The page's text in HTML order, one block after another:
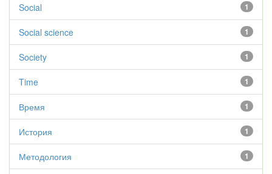
1
Social
1
Social science
1
Society
1
Time
1
Время
1
История
1
Методология